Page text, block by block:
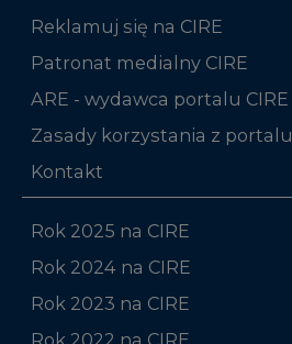
Reklamuj się na CIRE
Patronat medialny CIRE
ARE - wydawca portalu CIRE
Zasady korzystania z portalu
Kontakt
Rok 2025 na CIRE
Rok 2024 na CIRE
Rok 2023 na CIRE
Rok 2022 na CIRE